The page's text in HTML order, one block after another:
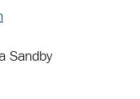
Sandby